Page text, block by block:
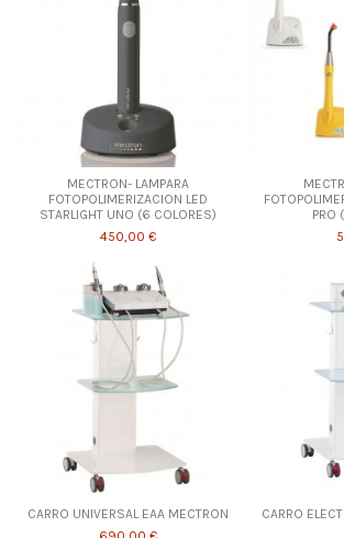
MECTRON- LAMPARA
FOTOPOLIMERIZACION LED
STARLIGHT UNO (6 COLORES)
450,00 €
PRO
CARRO UNIVERSAL EAA MECTRON
CARRO